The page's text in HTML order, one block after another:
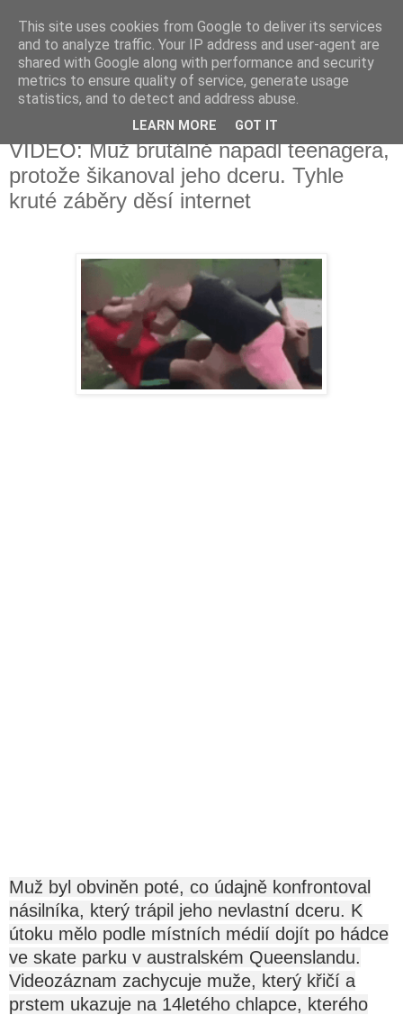
Fakečlánky
Věř všemu co tady vidíš.
úterý 2. července 2019
VIDEO: Muž brutálně napadl teenagera,
protože šikanoval jeho dceru. Tyhle
kruté záběry děsí internet
Muž byl obviněn poté, co údajně konfrontoval
násilníka, který trápil jeho nevlastní dceru. K
útoku mělo podle místních médií dojít po hádce
ve skate parku v australském Queenslandu.
Videozáznam zachycuje muže, který křičí a
prstem ukazuje na 14letého chlapce, kterého
This site uses cookies from Google to deliver its services
and to analyze traffic. Your IP address and user-agent are
shared with Google along with performance and security
metrics to ensure quality of service, generate usage
statistics, and to detect and address abuse.
LEARN MORE GOT IT